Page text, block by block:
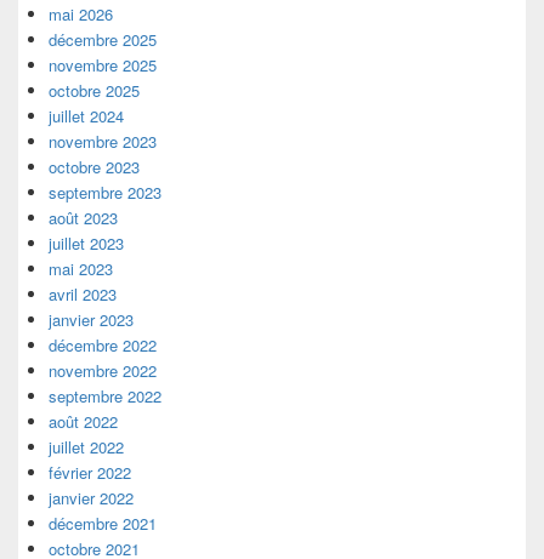
mai 2026
décembre 2025
novembre 2025
octobre 2025
juillet 2024
novembre 2023
octobre 2023
septembre 2023
août 2023
juillet 2023
mai 2023
avril 2023
janvier 2023
décembre 2022
novembre 2022
septembre 2022
août 2022
juillet 2022
février 2022
janvier 2022
décembre 2021
octobre 2021